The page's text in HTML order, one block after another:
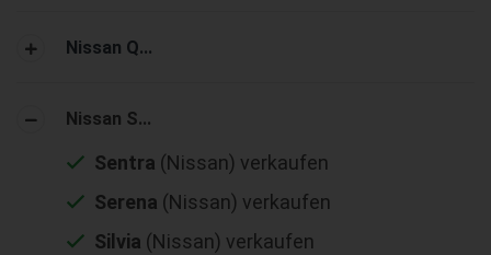
Nissan Q...
Nissan S...
Sentra (Nissan) verkaufen
Serena (Nissan) verkaufen
Silvia (Nissan) verkaufen